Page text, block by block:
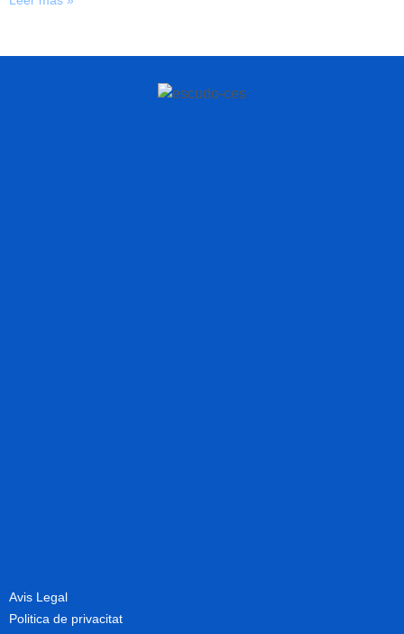
Avis Legal
Politica de privacitat